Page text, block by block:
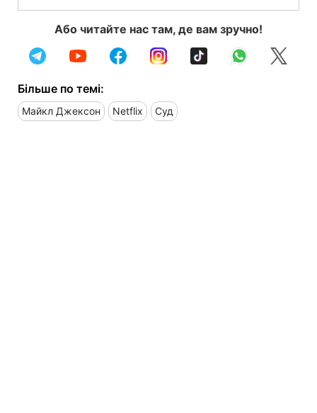
Або читайте нас там, де вам зручно!
Більше по темі:
Майкл Джексон Netflix Суд